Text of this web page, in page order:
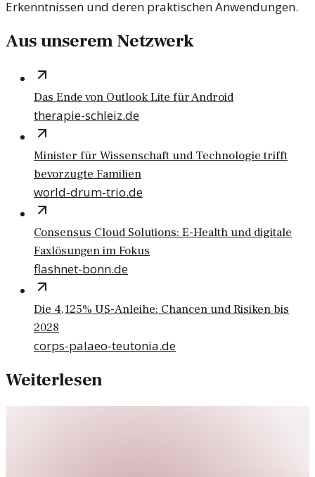
Erkenntnissen und deren praktischen Anwendungen.
Aus unserem Netzwerk
Das Ende von Outlook Lite für Android
therapie-schleiz.de
Minister für Wissenschaft und Technologie trifft
bevorzugte Familien
world-drum-trio.de
Consensus Cloud Solutions: E-Health und digitale
Faxlösungen im Fokus
flashnet-bonn.de
Die 4,125% US-Anleihe: Chancen und Risiken bis
2028
corps-palaeo-teutonia.de
Weiterlesen